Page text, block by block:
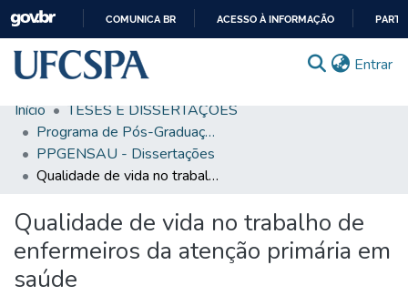
CONTEÚDO
COMUNICA BR ACESSO À INFORMAÇÃO
Entrar
Comunidades & Coleções
Busca Facetada
Autoarquivamento
Sobre o RI-UFCSPA
Início
TESES E DISSERTAÇÕES
Programa de Pós-Graduação em Ensino na Saúde
PPGENSAU - Dissertações
Qualidade de vida no trabalho de enfermeiros da atenção primária em saúde
Qualidade de vida no trabalho de
enfermeiros da atenção primária em
saúde